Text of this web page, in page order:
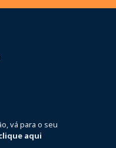
vá para o seu
aqui